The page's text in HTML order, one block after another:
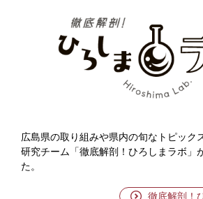
広島県の取り組みや県内の旬なトピック
研究チーム「徹底解剖！ひろしまラボ」
た。
徹底解剖！